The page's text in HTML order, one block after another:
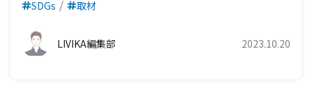
SDGs 取材
LIVIKA編集部 2023.10.20